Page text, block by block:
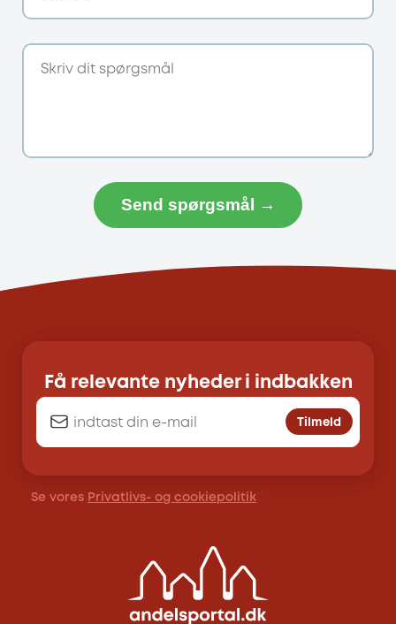
Send spørgsmål →
Få relevante nyheder i indbakken
Tilmeld
Se vores Privatlivs- og cookiepolitik